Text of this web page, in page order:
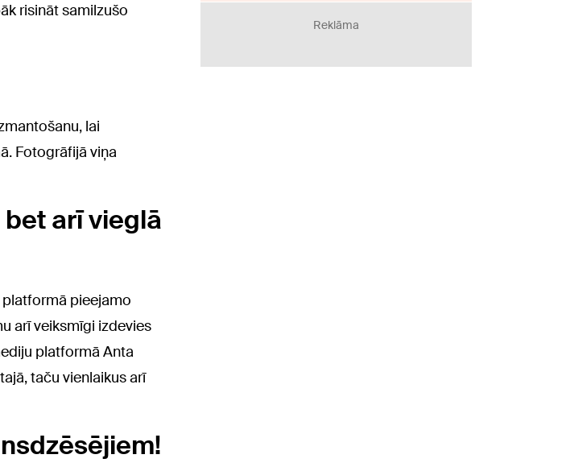
risināt samilzušo
lai
Fotogrāfijā viņa
arī vieglā
platformā pieejamo
arī veiksmīgi izdevies
platformā Anta
taču vienlaikus arī
Reklāma